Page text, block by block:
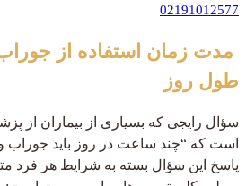
02191012577
مدت زمان استفاده از
طول روز
سؤال رایجی که بسیاری از بیماران از
است که “چند ساعت در روز باید جوراب
پاسخ این سؤال بسته به شرایط هر فرد